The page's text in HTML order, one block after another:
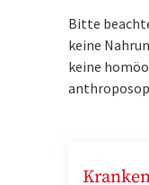
Bitte
keine
keine